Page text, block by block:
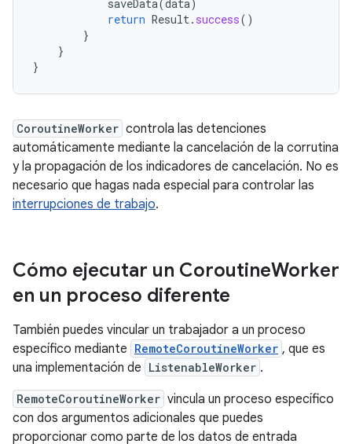
saveData(data)
return Result. success()
}
}
}
CoroutineWorker controla las detenciones
automáticamente mediante la cancelación de la corrutina
y la propagación de los indicadores de cancelación. No es
necesario que hagas nada especial para controlar las
interrupciones de trabajo.
Cómo ejecutar un CoroutineWorker
en un proceso diferente
También puedes vincular un trabajador a un proceso
específico mediante RemoteCoroutineWorker , que es
una implementación de ListenableWorker .
RemoteCoroutineWorker vincula un proceso específico
con dos argumentos adicionales que puedes
proporcionar como parte de los datos de entrada